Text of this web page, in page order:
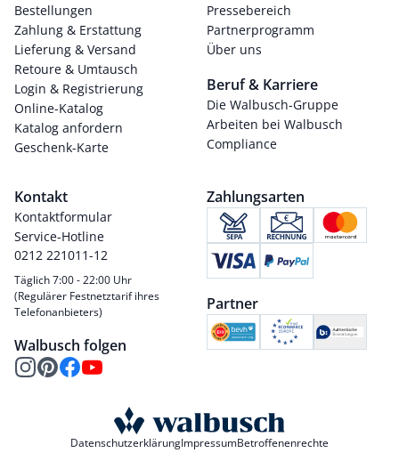
Bestellungen
Zahlung & Erstattung
Lieferung & Versand
Retoure & Umtausch
Login & Registrierung
Online-Katalog
Katalog anfordern
Geschenk-Karte
Pressebereich
Partnerprogramm
Über uns
Beruf & Karriere
Die Walbusch-Gruppe
Arbeiten bei Walbusch
Compliance
Kontakt
Kontaktformular
Service-Hotline
0212 221011-12
Täglich 7:00 - 22:00 Uhr
(Regulärer Festnetztarif ihres
Telefonanbieters)
Walbusch folgen
Zahlungsarten
Partner
DatenschutzerklärungImpressumBetroffenenrechte